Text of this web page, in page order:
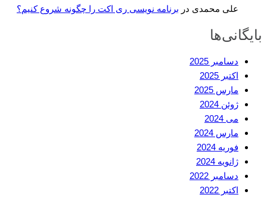
علی محمدی در برنامه نویسی ری اکت را چگونه شروع کنیم؟
بایگانی‌ها
دسامبر 2025
اکتبر 2025
مارس 2025
ژوئن 2024
می 2024
مارس 2024
فوریه 2024
ژانویه 2024
دسامبر 2022
اکتبر 2022